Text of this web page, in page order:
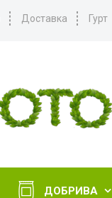
Доставка Гурт
ДОБРИВА 